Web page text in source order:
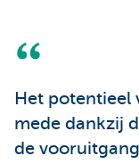
Het potentieel
mede dankzij
de